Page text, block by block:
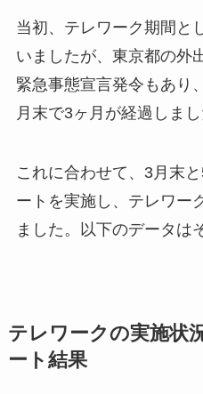
当初、テレワーク期間と
いましたが、東京都の外
緊急事態宣言発令もあり
月末で3ヶ月が経過しまし
これに合わせて、3月末
ートを実施し、テレワー
ました。以下のデータは
テレワークの実施状
ート結果